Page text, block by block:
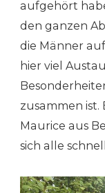
aufgehört
den ganzen
die Männer
hier viel
zusammen ist.
Maurice aus
sich alle